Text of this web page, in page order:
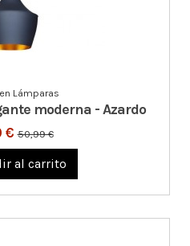
Lámparas
moderna - Azardo
€50,99 €
al carrito